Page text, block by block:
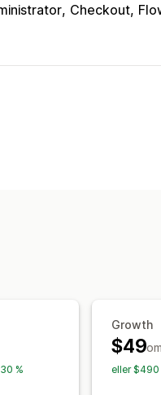
Checkout
%
Growth
$49
eller $490